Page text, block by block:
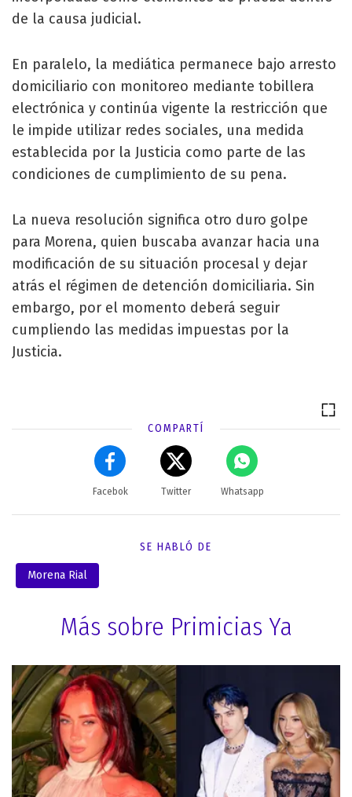
de la causa judicial.
En paralelo, la mediática permanece bajo arresto
domiciliario con monitoreo mediante tobillera
electrónica y continúa vigente la restricción que
le impide utilizar redes sociales, una medida
establecida por la Justicia como parte de las
condiciones de cumplimiento de su pena.
La nueva resolución significa otro duro golpe
para Morena, quien buscaba avanzar hacia una
modificación de su situación procesal y dejar
atrás el régimen de detención domiciliaria. Sin
embargo, por el momento deberá seguir
cumpliendo las medidas impuestas por la
Justicia.
COMPARTÍ
Facebok Twitter Whatsapp
SE HABLÓ DE
Morena Rial
Más sobre Primicias Ya